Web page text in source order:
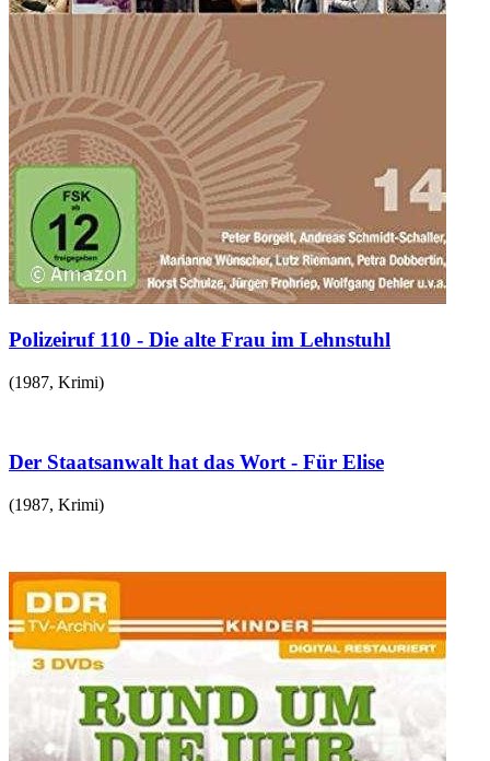
Polizeiruf 110 - Die alte Frau im Lehnstuhl
(1987, Krimi)
Der Staatsanwalt hat das Wort - Für Elise
(1987, Krimi)